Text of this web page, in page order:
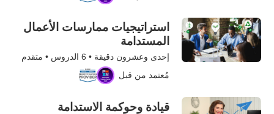
استراتيجيات ممارسات الأعمال
المستدامة
إحدى وعشرون دقيقة • 6 الدروس • متقدم
مُعتمد من قبل
قيادة وحوكمة الاستدامة